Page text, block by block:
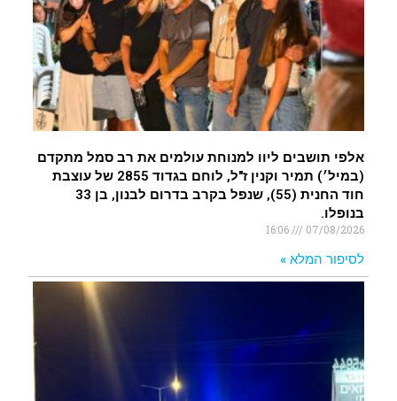
אלפי תושבים ליוו למנוחת עולמים את רב סמל מתקדם
(במיל׳) תמיר וקנין ז"ל, לוחם בגדוד 2855 של עוצבת
חוד החנית (55), שנפל בקרב בדרום לבנון, בן 33
בנופלו.
07/08/2026
16:06
לסיפור המלא »